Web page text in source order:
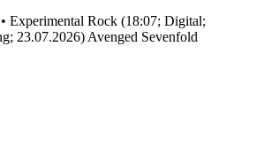
Experimental Rock (18:07; Digital;
23.07.2026) Avenged Sevenfold